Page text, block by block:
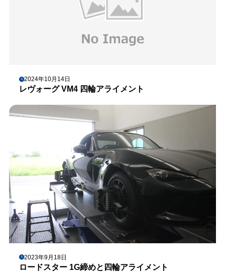
2024年10月14日
レヴォーグ VM4 四輪アライメント
2023年9月18日
ロードスター 1G締めと四輪アライメント